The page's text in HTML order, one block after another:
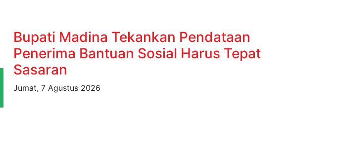
Bupati Madina Tekankan Pendataan
Penerima Bantuan Sosial Harus Tepat
Sasaran
Jumat, 7 Agustus 2026